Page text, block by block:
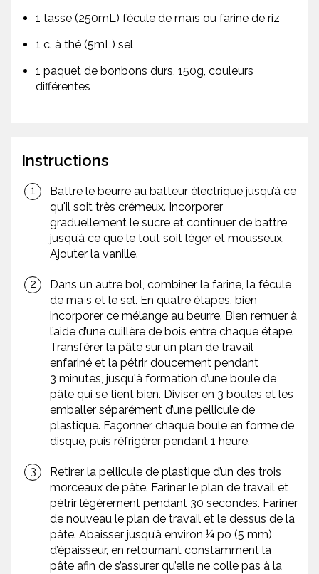
1 tasse (250mL) fécule de maïs ou farine de riz
1 c. à thé (5mL) sel
1 paquet de bonbons durs, 150g, couleurs
différentes
Instructions
Battre le beurre au batteur électrique jusqu’à ce
qu'il soit très crémeux. Incorporer
graduellement le sucre et continuer de battre
jusqu’à ce que le tout soit léger et mousseux.
Ajouter la vanille.
Dans un autre bol, combiner la farine, la fécule
de maïs et le sel. En quatre étapes, bien
incorporer ce mélange au beurre. Bien remuer à
l’aide d’une cuillère de bois entre chaque étape.
Transférer la pâte sur un plan de travail
enfariné et la pétrir doucement pendant
3 minutes, jusqu'à formation d’une boule de
pâte qui se tient bien. Diviser en 3 boules et les
emballer séparément d’une pellicule de
plastique. Façonner chaque boule en forme de
disque, puis réfrigérer pendant 1 heure.
Retirer la pellicule de plastique d’un des trois
morceaux de pâte. Fariner le plan de travail et
pétrir légèrement pendant 30 secondes. Fariner
de nouveau le plan de travail et le dessus de la
pâte. Abaisser jusqu’à environ ¼ po (5 mm)
d’épaisseur, en retournant constamment la
pâte afin de s’assurer qu’elle ne colle pas à la